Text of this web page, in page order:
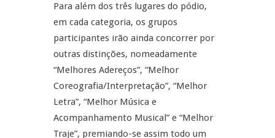
Para além dos três lugares do pódio,
em cada categoria, os grupos
participantes irão ainda concorrer por
outras distinções, nomeadamente
“Melhores Adereços”, “Melhor
Coreografia/Interpretação”, “Melhor
Letra”, “Melhor Música e
Acompanhamento Musical” e “Melhor
Traje”, premiando-se assim todo um